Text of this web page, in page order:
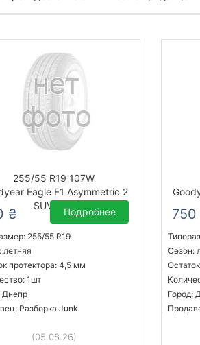
255/55 R19 107W
Eagle F1 Asymmetric 2
SUV-4X4
₴ Подробнее
255/55 R19
летняя
протектора: 4,5 мм
1шт
Днепр
Разборка Junk
(05.08.26)
750
Сезон:
Город: